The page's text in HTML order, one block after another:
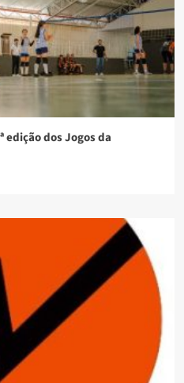
edição dos Jogos da